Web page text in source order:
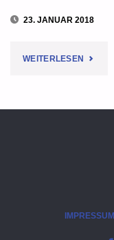
23. JANUAR 2018
WEITERLESEN "NACH
IMPRESSUM